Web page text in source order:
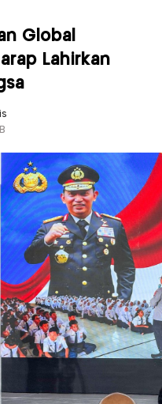
Global
Lahirkan